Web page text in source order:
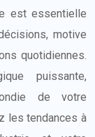
est essentielle
motive
quotidiennes.
puissante,
de votre
les tendances à